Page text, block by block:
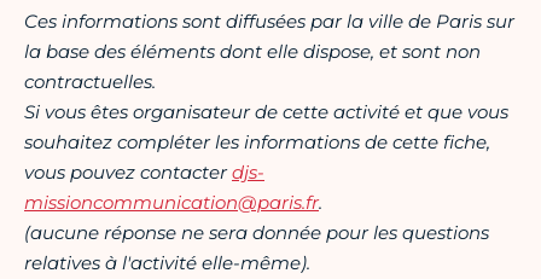
Ces informations sont diffusées par la ville de Paris sur
la base des éléments dont elle dispose, et sont non
contractuelles.
Si vous êtes organisateur de cette activité et que vous
souhaitez compléter les informations de cette fiche,
vous pouvez contacterdjs-
missioncommunication@paris.fr.
(aucune réponse ne sera donnée pour les questions
relatives à l'activité elle-même).